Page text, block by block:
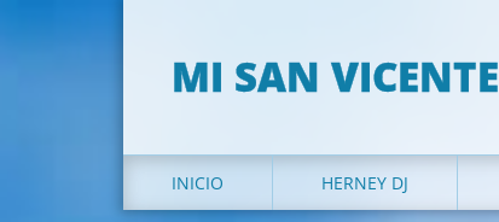
MI SAN VICENTE
INICIO HERNEY DJ